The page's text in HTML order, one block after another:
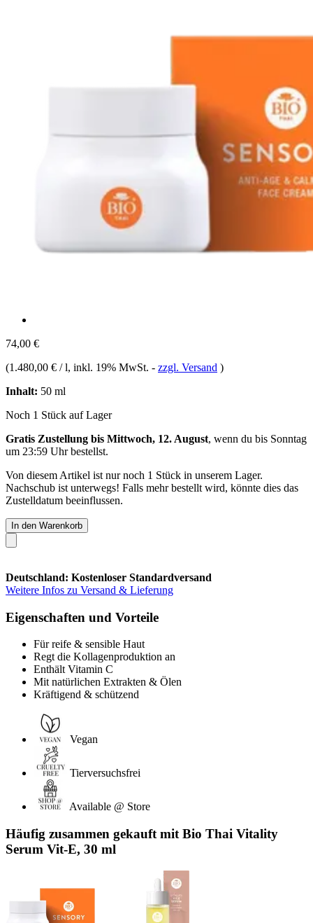
74,00 €
(1.480,00 € / l, inkl. 19% MwSt. - zzgl. Versand )
Inhalt: 50 ml
Noch 1 Stück auf Lager
Gratis Zustellung bis Mittwoch, 12. August, wenn du bis Sonntag
um 23:59 Uhrbestellst.
Von diesem Artikel ist nur noch 1 Stück in unserem Lager.
Nachschub ist unterwegs! Falls mehr bestellt wird, könnte dies das
Zustelldatum beeinflussen.
In den Warenkorb
Deutschland: Kostenloser Standardversand
Weitere Infos zu Versand & Lieferung
Eigenschaften und Vorteile
Für reife & sensible Haut
Regt die Kollagenproduktion an
Enthält Vitamin C
Mit natürlichen Extrakten & Ölen
Kräftigend & schützend
Vegan
Tierversuchsfrei
Available @ Store
Häufig zusammen gekauft mit Bio Thai Vitality
Serum Vit-E, 30 ml